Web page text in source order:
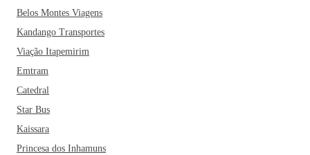
Belos Montes Viagens
Kandango Transportes
Viação Itapemirim
Emtram
Catedral
Star Bus
Kaissara
Princesa dos Inhamuns